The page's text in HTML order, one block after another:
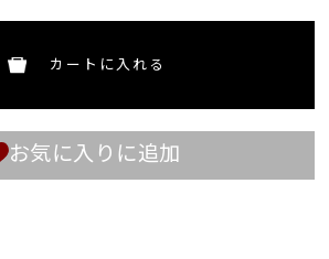
カートに入れる
お気に入りに追加